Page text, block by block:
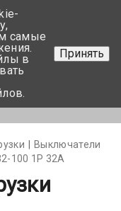
+375 17-350-99-56
+375 44-752-82-08
Задать вопрос
Выключатели
100 1P 32А
самые
в
Принять